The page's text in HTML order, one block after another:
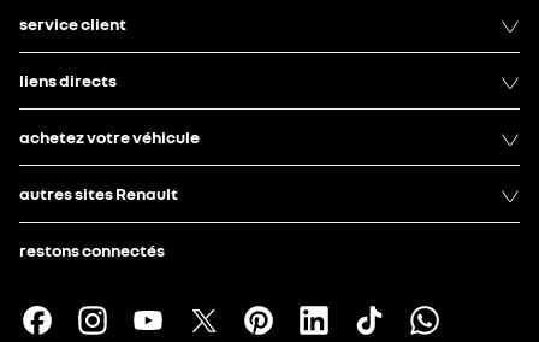
service client
liens directs
achetez votre véhicule
autres sites Renault
restons connectés